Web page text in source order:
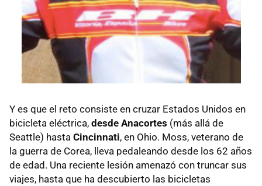
Y es que el reto consiste en cruzar Estados Unidos en
bicicleta eléctrica, desde Anacortes (más allá de
Seattle) hasta Cincinnati, en Ohio. Moss, veterano de
la guerra de Corea, lleva pedaleando desde los 62 años
de edad. Una reciente lesión amenazó con truncar sus
viajes, hasta que ha descubierto las bicicletas